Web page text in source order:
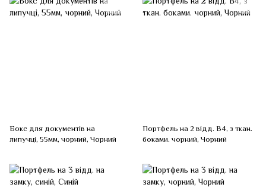
Бокс для документів на
липучці, 55мм, чорний, Чорний
Портфель на 2 відд. B4, з ткан.
боками. чорний, Чорний